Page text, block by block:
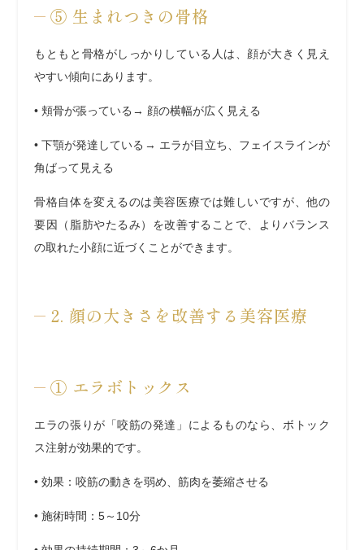
⑤ 生まれつきの骨格
もともと骨格がしっかりしている人は、顔が大きく見え
やすい傾向にあります。
• 頬骨が張っている → 顔の横幅が広く見える
• 下顎が発達している → エラが目立ち、フェイスラインが
角ばって見える
骨格自体を変えるのは美容医療では難しいですが、他の
要因（脂肪やたるみ）を改善することで、よりバランス
の取れた小顔に近づくことができます。
2. 顔の大きさを改善する美容医療
① エラボトックス
エラの張りが「咬筋の発達」によるものなら、ボトック
ス注射が効果的です。
• 効果 ：咬筋の動きを弱め、筋肉を萎縮させる
• 施術時間 ：5～10分